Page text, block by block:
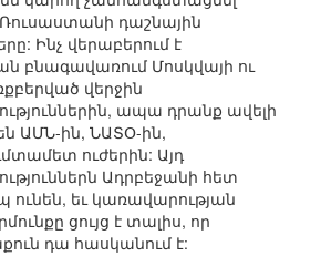
դաշնային
Ինչ վերաբերում է
բնագավառում Մոսկվայի ու
վերջին
ապա դրանք ավելի
ԱՄՆ-ին, ՆԱՏՕ-ին,
ուժերին: Այդ
Ադրբեջանի հետ
եւ կառավարության
ցույց է տալիս, որ
դա հասկանում է: